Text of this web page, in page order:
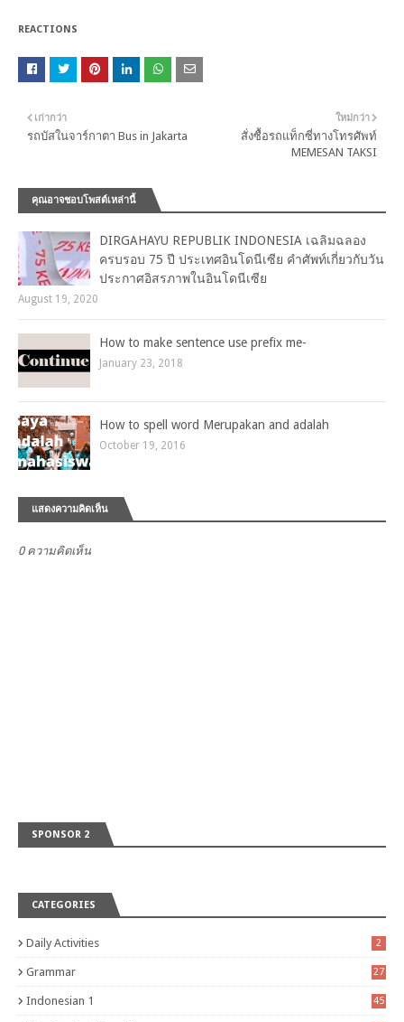
REACTIONS
ใหม่กว่า
สั่งซื้อรถแท็กซี่ทางโทรศัพท์
MEMESAN TAKSI
เก่ากว่า
รถบัสในจาร์กาตา Bus in Jakarta
คุณอาจชอบโพสต์เหล่านี้
DIRGAHAYU REPUBLIK INDONESIA เฉลิมฉลอง
ครบรอบ 75 ปี ประเทศอินโดนีเซีย คำศัพท์เกี่ยวกับวัน
ประกาศอิสรภาพในอินโดนีเซีย
August 19, 2020
How to make sentence use prefix me-
January 23, 2018
How to spell word Merupakan and adalah
October 19, 2016
แสดงความคิดเห็น
0 ความคิดเห็น
SPONSOR 2
CATEGORIES
Daily Activities 2
Grammar 27
Indonesian 1 45